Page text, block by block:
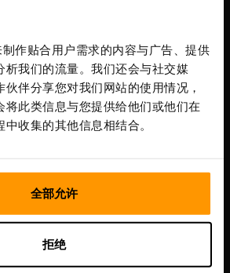
作贴合用户需求的内容与广告、提供
析我们的流量。我们还会与社交媒
伴分享您对我们网站的使用情况，
将此类信息与您提供给他们或他们在
收集的其他信息相结合。
全部允许
拒绝
OÜ
Tallinn, Kesklinna linnaosa,
10152